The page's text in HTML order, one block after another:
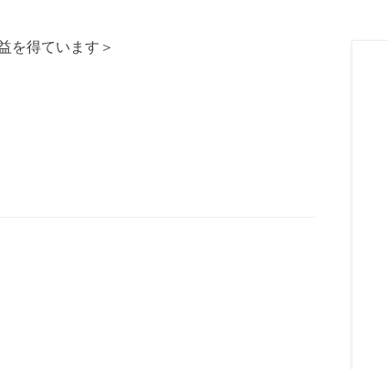
を得ています＞